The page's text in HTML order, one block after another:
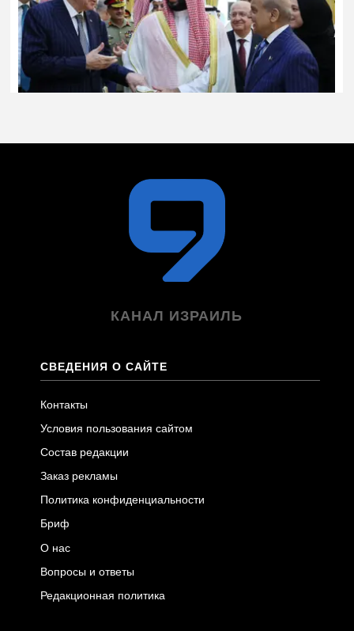
КАНАЛ ИЗРАИЛЬ
СВЕДЕНИЯ О САЙТЕ
Контакты
Условия пользования сайтом
Состав редакции
Заказ рекламы
Политика конфиденциальности
Бриф
О нас
Вопросы и ответы
Редакционная политика